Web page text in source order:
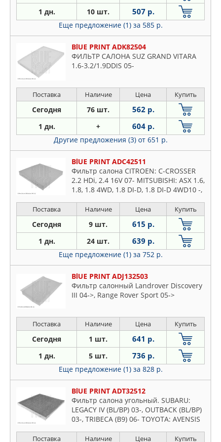
1 дн. 10 шт. 507 р.
Еще предложение (1) за 585 р.
BlUE PRINT ADK82504
ФИЛЬТР САЛОНА SUZ GRAND VITARA
1.6-3.2/1.9DDIS 05-
Поставка Наличие Цена Купить
Сегодня 76 шт. 562 р.
1 дн. + 604 р.
Другие предложения (3) от 651 р.
BlUE PRINT ADC42511
Фильтр салона CITROEN: C-CROSSER
2.2 HDi, 2.4 16V 07- MITSUBISHI: ASX 1.6,
1.8, 1.8 4WD, 1.8 DI-D, 1.8 DI-D 4WD10 -,
SPORTBAC
Поставка Наличие Цена Купить
Сегодня 9 шт. 615 р.
1 дн. 24 шт. 639 р.
Еще предложение (1) за 752 р.
BlUE PRINT ADJ132503
Фильтр салонный Landrover Discovery
III 04->, Range Rover Sport 05->
Поставка Наличие Цена Купить
Сегодня 1 шт. 641 р.
1 дн. 5 шт. 736 р.
Еще предложение (1) за 828 р.
BlUE PRINT ADT32512
Фильтр салона угольный. SUBARU:
LEGACY IV (BL/BP) 03-, OUTBACK (BL/BP)
03-, TRIBECA (B9) 06- TOYOTA: AVENSIS
07-, PRIUS 00-
Поставка Наличие Цена Купить